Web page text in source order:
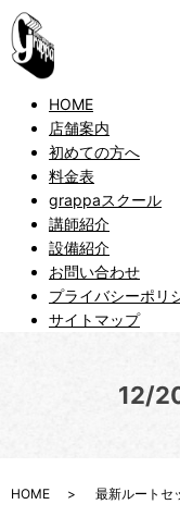
HOME
店舗案内
初めての方へ
料金表
grappaスクール
講師紹介
設備紹介
お問い合わせ
プライバシーポリ
サイトマップ
12/
HOME 最新ルートセ